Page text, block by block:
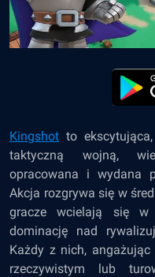
Kingshot to
taktyczną wojną,
opracowana i wydana
Akcja rozgrywa się w
gracze wcielają się w
dominację nad
Każdy z nich,
rzeczywistym lub